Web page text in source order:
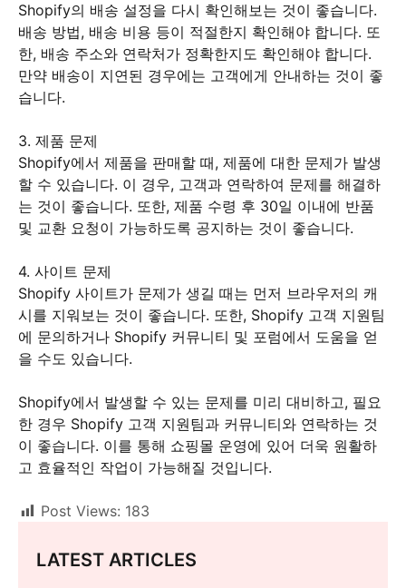
Shopify의 배송 설정을 다시 확인해보는 것이 좋습니다.
배송 방법, 배송 비용 등이 적절한지 확인해야 합니다. 또
한, 배송 주소와 연락처가 정확한지도 확인해야 합니다.
만약 배송이 지연된 경우에는 고객에게 안내하는 것이 좋
습니다.
3. 제품 문제
Shopify에서 제품을 판매할 때, 제품에 대한 문제가 발생
할 수 있습니다. 이 경우, 고객과 연락하여 문제를 해결하
는 것이 좋습니다. 또한, 제품 수령 후 30일 이내에 반품
및 교환 요청이 가능하도록 공지하는 것이 좋습니다.
4. 사이트 문제
Shopify 사이트가 문제가 생길 때는 먼저 브라우저의 캐
시를 지워보는 것이 좋습니다. 또한, Shopify 고객 지원팀
에 문의하거나 Shopify 커뮤니티 및 포럼에서 도움을 얻
을 수도 있습니다.
Shopify에서 발생할 수 있는 문제를 미리 대비하고, 필요
한 경우 Shopify 고객 지원팀과 커뮤니티와 연락하는 것
이 좋습니다. 이를 통해 쇼핑몰 운영에 있어 더욱 원활하
고 효율적인 작업이 가능해질 것입니다.
Post Views: 183
LATEST ARTICLES